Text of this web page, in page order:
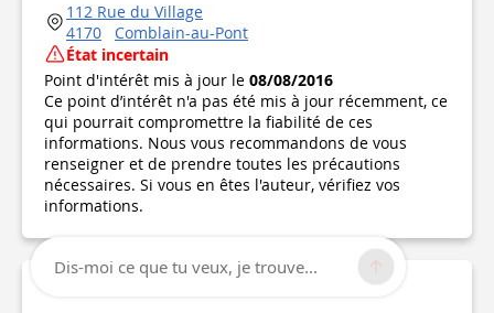
112 Rue du Village
4170
Comblain-au-Pont
État incertain
Point d'intérêt mis à jour le 08/08/2016
Ce point d’intérêt n'a pas été mis à jour récemment, ce
qui pourrait compromettre la fiabilité de ces
informations. Nous vous recommandons de vous
renseigner et de prendre toutes les précautions
nécessaires. Si vous en êtes l'auteur, vérifiez vos
informations.
Dis-moi ce que tu veux, je trouve...